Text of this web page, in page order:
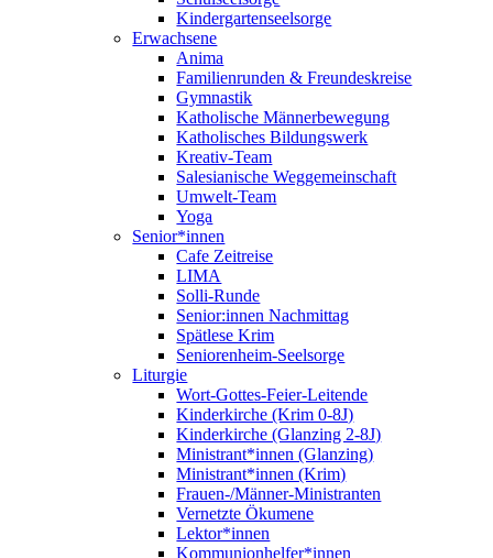
Kindergartenseelsorge
Erwachsene
Anima
Familienrunden & Freundeskreise
Gymnastik
Katholische Männerbewegung
Katholisches Bildungswerk
Kreativ-Team
Salesianische Weggemeinschaft
Umwelt-Team
Yoga
Senior*innen
Cafe Zeitreise
LIMA
Solli-Runde
Senior:innen Nachmittag
Spätlese Krim
Seniorenheim-Seelsorge
Liturgie
Wort-Gottes-Feier-Leitende
Kinderkirche (Krim 0-8J)
Kinderkirche (Glanzing 2-8J)
Ministrant*innen (Glanzing)
Ministrant*innen (Krim)
Frauen-/Männer-Ministranten
Vernetzte Ökumene
Lektor*innen
Kommunionhelfer*innen